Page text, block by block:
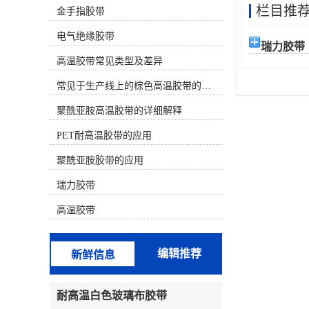
栏目推
瑞力胶带
材质） 决定。下面为您分类介绍几种
一、 较佳选择（高温且基本无残胶）
这类胶带使用有机硅压敏胶或特殊配
方，专门设计用于高温后干净移除。
聚酰亚胺高温胶带（金手指胶带）材
质：茶色/琥珀色薄膜。耐温性：长期
耐温 260°C，短期可至300°C以上。特
点：较常用、较可靠的选择之一。背
面常带有离型纸。其有机硅胶水配方
通常不留残胶。广泛用于SMT回流
焊、波峰焊、电路板保护、线圈缠
绕。注意：劣质产品胶水配方不佳，
仍可能留胶。特氟龙高温胶带（铁氟
龙胶带）材质：白色/黑色，表面极其
光滑。耐温性：较高可达 260°C -
300°C。特点：防粘性极好，本身就
是不粘材料，因此几乎绝对不留残
胶。常用于热塑封口机、熨斗底板、
烘焙模具、化工防粘。缺点是强度较
低，价格较贵。二、 性价比选择（中
金手指胶带
电气绝缘胶带
高温胶带常见类型及差异
常见于生产线上的棕色高温胶带的特性及应用
聚酰亚胺高温胶带的详细解释
PET耐高温胶带的应用
聚酰亚胺胶带的应用
瑞力胶带
高温胶带
新鲜信息 编辑推荐
耐高温白色玻璃布胶带